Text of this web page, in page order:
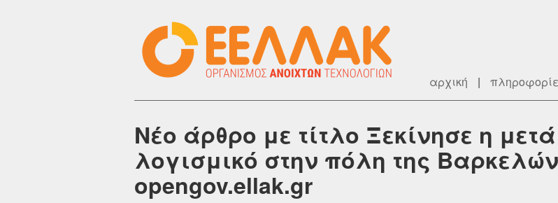
αρχική |
Νέο άρθρο με τίτλο Ξεκίνησε η
λογισμικό στην πόλη της
opengov.ellak.gr